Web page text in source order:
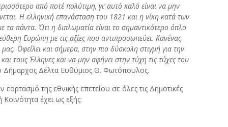
από ποτέ πολύτιμη, γι’ αυτό καλό είναι να μην
Η ελληνική επανάσταση του 1821 και η νίκη κατά των
πάντα. Ότι η διπλωματία είναι το σημαντικότερο όπλο
Ευρώπη με τις αξίες που αντιπροσωπεύει. Κανένας
Οφείλει και σήμερα, στην πιο δύσκολη στιγμή για την
τους Έλληνες και να μην αφήνει στην τύχη τις τύχες του
Δήμαρχος Δέλτα Ευθύμιος Θ. Φωτόπουλος.
της εθνικής επετείου σε όλες τις Δημοτικές
έχει ως εξής: